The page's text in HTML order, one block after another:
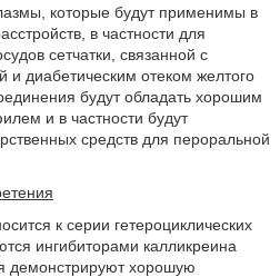
которые будут применимы в
в частности для
сетчатки, связанной с
и диабетическим отеком желтого
будут обладать хорошим
и в частности будут
средств для пероральной
к серии гетероциклических
ингибиторами калликреина
демонстрируют хорошую